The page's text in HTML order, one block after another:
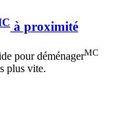
à proximité
pour déménagerMC
plus vite.